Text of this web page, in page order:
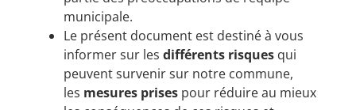
municipale.
Le présent document est destiné à vous
informer sur les différents risques qui
peuvent survenir sur notre commune,
les mesures prises pour réduire au mieux